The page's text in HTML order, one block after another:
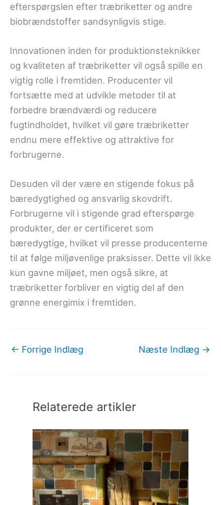
efterspørgslen efter træbriketter og andre
biobrændstoffer sandsynligvis stige.
Innovationen inden for produktionsteknikker
og kvaliteten af træbriketter vil også spille en
vigtig rolle i fremtiden. Producenter vil
fortsætte med at udvikle metoder til at
forbedre brændværdi og reducere
fugtindholdet, hvilket vil gøre træbriketter
endnu mere effektive og attraktive for
forbrugerne.
Desuden vil der være en stigende fokus på
bæredygtighed og ansvarlig skovdrift.
Forbrugerne vil i stigende grad efterspørge
produkter, der er certificeret som
bæredygtige, hvilket vil presse producenterne
til at følge miljøvenlige praksisser. Dette vil ikke
kun gavne miljøet, men også sikre, at
træbriketter forbliver en vigtig del af den
grønne energimix i fremtiden.
← Forrige Indlæg Næste Indlæg →
Relaterede artikler